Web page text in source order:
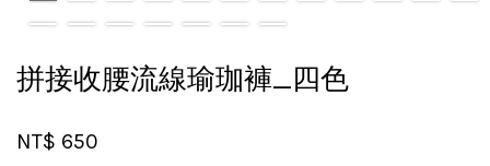
拼接收腰流線瑜珈褲_四色
NT$ 650